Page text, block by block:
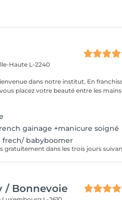
Haute L-2240
placez votre beauté entre les mains
gainage +manicure soigné
frech/ babyboomer
/ Bonnevoie